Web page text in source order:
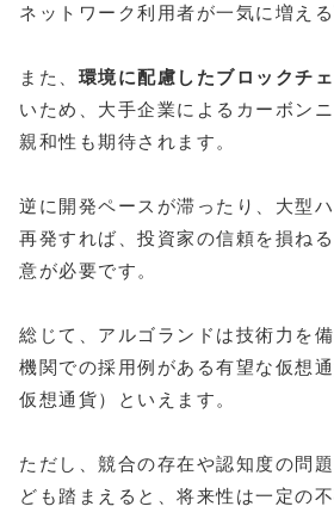
ネットワーク利用者が一気に増え
また、 環境に配慮したブロックチ
いため、大手企業によるカーボン
親和性も期待されます。
逆に開発ペースが滞ったり、大型
再発すれば、投資家の信頼を損ね
意が必要です。
総じて、アルゴランドは技術力を
機関での採用例がある有望な仮想
仮想通貨）といえます。
ただし、競合の存在や認知度の問
ども踏まえると、将来性は一定の